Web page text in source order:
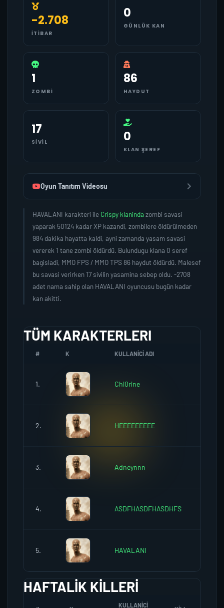
-2.708
İTIBAR
0
GÜNLÜK KAN
1
ZOMBI
86
HAYDUT
17
SIVIL 0
KLAN ŞEREF
Oyun Tanıtım Videosu
HAVALANI karakteri ile Crispy klaninda zombi savasi
yaparak 50124 kadar XP kazandi, zombilere öldürülmeden
984 dakika hayatta kaldi, ayni zamanda yasam savasi
vererek 1 tane zombi öldürdü. Bulundugu klana 0 seref
bagisladi, MMO FPS / MMO TPS 86 haydut öldürdü. Malesef
bu savasi verirken 17 sivilin yasamina sebep oldu. -2708
adet nama sahip olan HAVALANI oyuncusu bugün kadar
kan akitti.
TÜM KARAKTERLERI
# K KULLANICI ADI
1. Chl0rine
2. HEEEEEEEEE
3. Adneynnn
4. ASDFHASDFHASDHFS
5. HAVALANI
HAFTALIK KILLERI
KULLANICI